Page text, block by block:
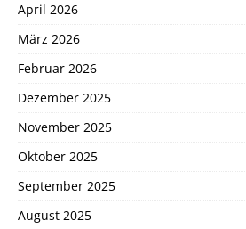
April 2026
März 2026
Februar 2026
Dezember 2025
November 2025
Oktober 2025
September 2025
August 2025